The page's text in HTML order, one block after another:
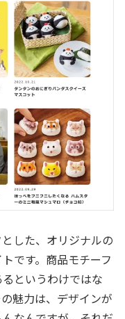
した、オリジナルの
です。商品モチーフ
というわけではな
魅力は、デザインが